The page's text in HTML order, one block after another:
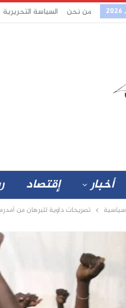
من نحن السياسة التحريرية
أخبار إقتصاد
سياسية تصريحات داوية للبرهان من